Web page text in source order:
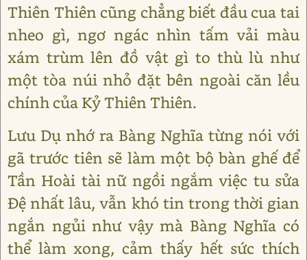
Thiên Thiên cũng chẳng biết đầu cua tai
nheo gì, ngơ ngác nhìn tấm vải màu
xám trùm lên đồ vật gì to thù lù như
một tòa núi nhỏ đặt bên ngoài căn lều
chính của Kỷ Thiên Thiên.
Lưu Dụ nhớ ra Bàng Nghĩa từng nói với
gã trước tiên sẽ làm một bộ bàn ghế để
Tần Hoài tài nữ ngồi ngắm việc tu sửa
Đệ nhất lâu, vẫn khó tin trong thời gian
ngắn ngủi như vậy mà Bàng Nghĩa có
thể làm xong, cảm thấy hết sức thích